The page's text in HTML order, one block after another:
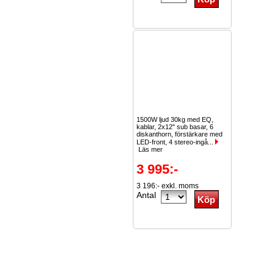
1500W ljud 30kg med EQ,
kablar, 2x12" sub basar, 6
diskanthorn, förstärkare med
LED-front, 4 stereo-ingå...
Läs mer
3 995:-
3 196:- exkl. moms
Antal